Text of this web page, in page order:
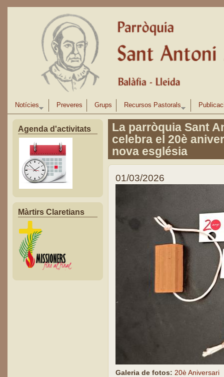
Notícies Preveres Grups Recursos Pastorals
Agenda d'activitats
Màrtirs Claretians
La parròquia Sant
celebra el 20è
nova església
01/03/2026
Galeria de fotos: 20è Aniversari